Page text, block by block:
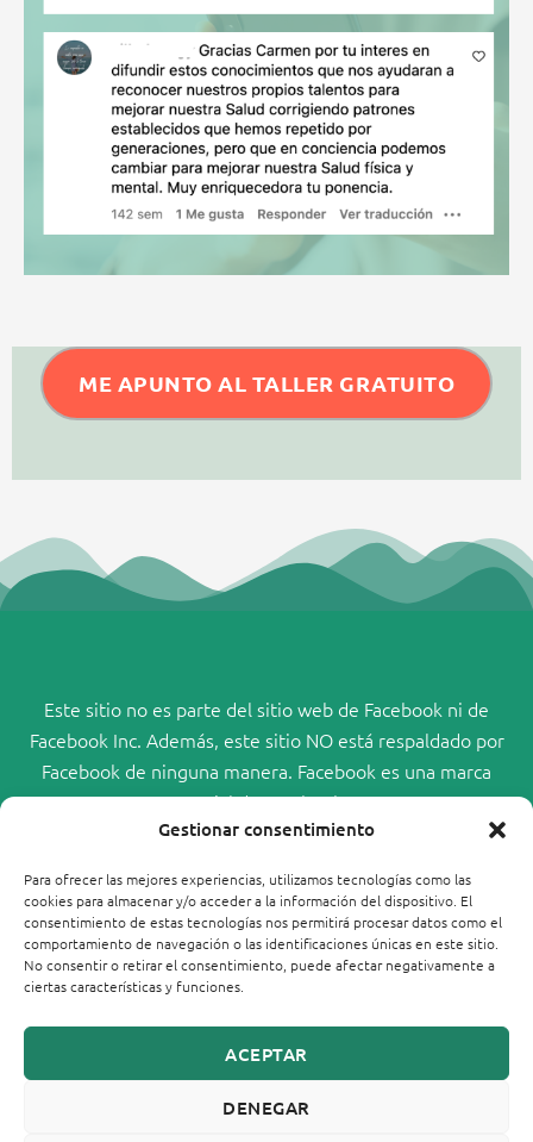
Gestionar consentimiento
Para ofrecer las mejores experiencias, utilizamos tecnologías como las
cookies para almacenar y/o acceder a la información del dispositivo. El
consentimiento de estas tecnologías nos permitirá procesar datos como el
comportamiento de navegación o las identificaciones únicas en este sitio.
No consentir o retirar el consentimiento, puede afectar negativamente a
ciertas características y funciones.
ACEPTAR
DENEGAR
ME APUNTO AL TALLER GRATUITO
Este sitio no es parte del sitio web de Facebook ni de
Facebook Inc. Además, este sitio NO está respaldado por
Facebook de ninguna manera. Facebook es una marca
comercial de Facebook, Inc.